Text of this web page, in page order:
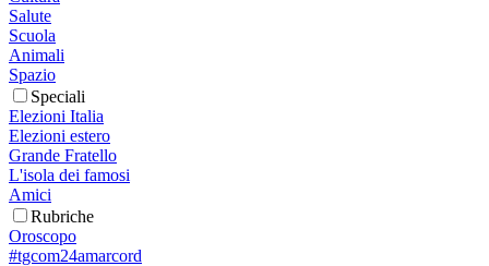
Salute
Scuola
Animali
Spazio
Speciali
Elezioni Italia
Elezioni estero
Grande Fratello
L'isola dei famosi
Amici
Rubriche
Oroscopo
#tgcom24amarcord